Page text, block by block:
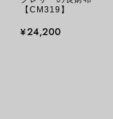
【CM319】
¥24,200